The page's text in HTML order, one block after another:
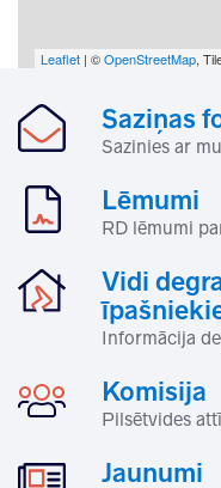
Leaflet | ©OpenStreetMap,
Saziņas
Sazinies ar
Lēmumi
RD lēmumi
Vidi
Informācija
Komisija
Pilsētvides
Jaunumi